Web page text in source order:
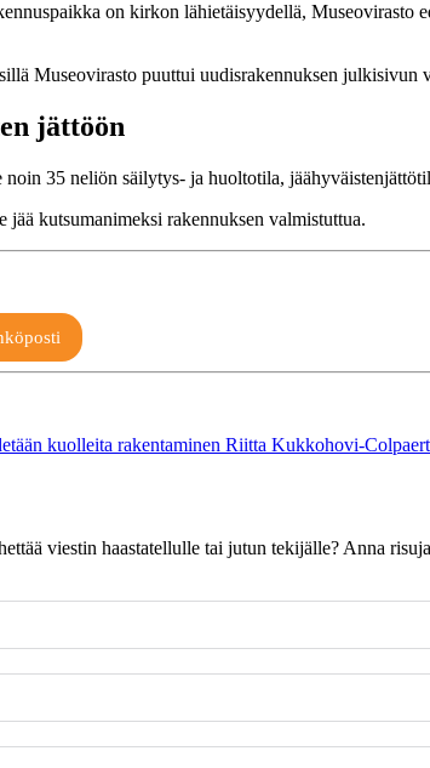
on kirkon lähietäisyydellä,
Museovirasto puuttui uudisrakennuksen julkisivun
jättöön
35 neliön säilytys- ja huoltotila,
kutsumanimeksi rakennuksen valmistuttua.
kuolleita rakentaminen Riitta Kukkohovi-Colpaert
viestin haastatellulle tai jutun tekijälle? Anna